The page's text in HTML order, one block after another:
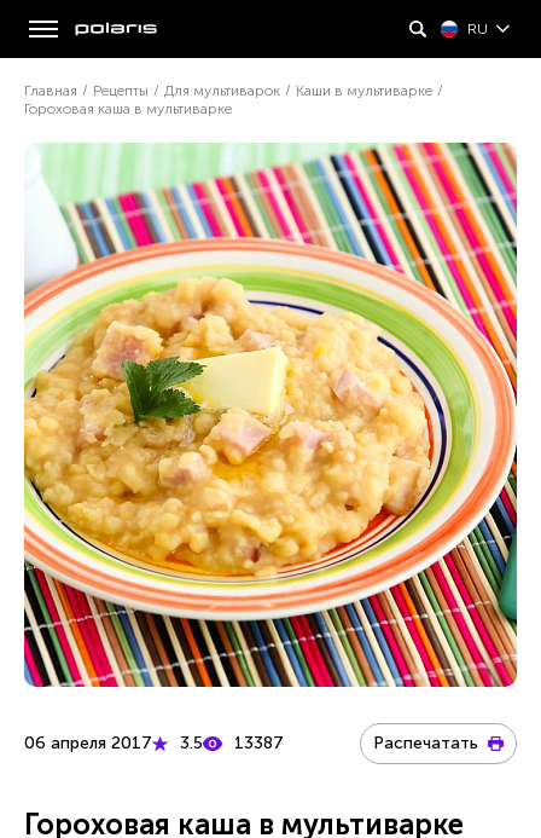
RU
Главная / Рецепты / Для мультиварок / Каши в мультиварке /
Гороховая каша в мультиварке
06 апреля 2017 3.5 13387 Распечатать
Гороховая каша в мультиварке